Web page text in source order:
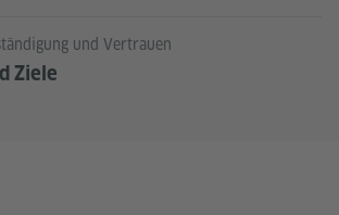
und Vertrauen
Ziele